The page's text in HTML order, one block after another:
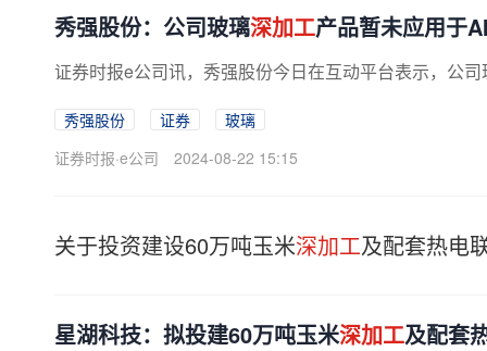
秀强股份：公司玻璃深加工产品暂未应用于
证券时报e公司讯，秀强股份今日在互动平台表示，公司
秀强股份 证券
玻璃
证券时报·e公司
2024-08-22 15:15
关于投资建设60万吨玉米深加工及配套热电
​星湖科技：拟投建60万吨玉米深加工及配套